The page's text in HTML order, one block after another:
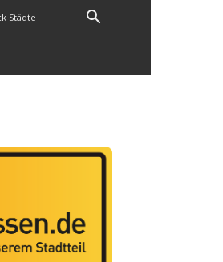
Städte